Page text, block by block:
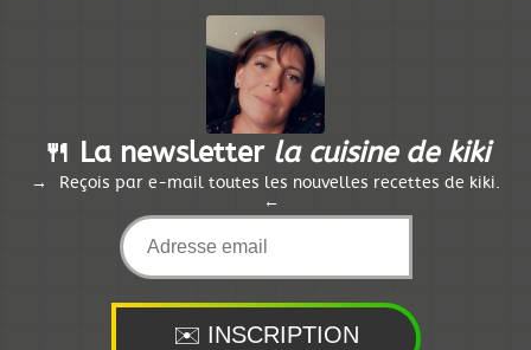
🍴 La newsletter la cuisine de kiki
Reçois par e-mail toutes les nouvelles recettes de kiki.